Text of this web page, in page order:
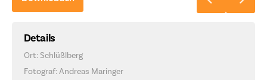
Details
Ort: Schlüßlberg
Fotograf: Andreas Maringer